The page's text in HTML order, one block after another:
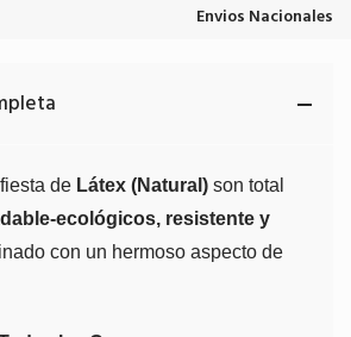
Envios Nacionales
de Látex (Natural) son total
ecológicos, resistente y
con un hermoso aspecto de